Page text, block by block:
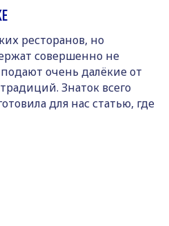
ресторанов, но
совершенно не
очень далёкие от
Знаток всего
для нас статью, где